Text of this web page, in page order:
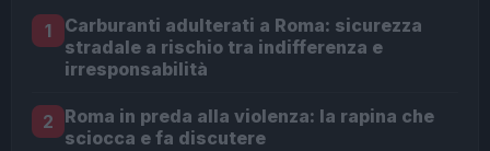
1
Carburanti adulterati a Roma: sicurezza
stradale a rischio tra indifferenza e
irresponsabilità
2 Roma in preda alla violenza: la rapina che
sciocca e fa discutere